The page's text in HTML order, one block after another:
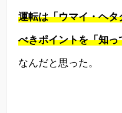
運転は「ウマイ・ヘ
べきポイントを「知
なんだと思った。